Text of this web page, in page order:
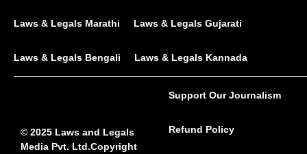
Laws & Legals Marathi Laws & Legals Gujarati
Laws & Legals Bengali Laws & Legals Kannada
© 2025 Laws and Legals
Media Pvt. Ltd.Copyright
Support Our Journalism
Refund Policy